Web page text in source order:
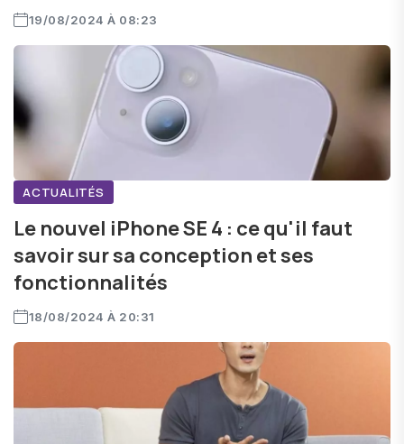
19/08/2024 À 08:23
ACTUALITÉS
Le nouvel iPhone SE 4 : ce qu'il faut
savoir sur sa conception et ses
fonctionnalités
18/08/2024 À 20:31